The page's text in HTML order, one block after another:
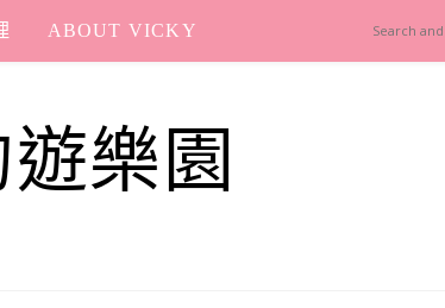
ABOUT VICKY
樂園